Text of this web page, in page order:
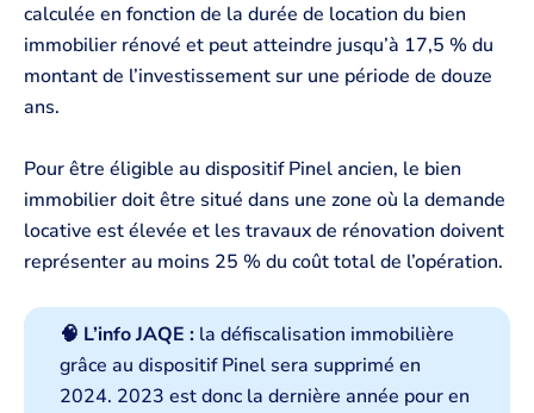
calculée en fonction de la durée de location du bien
immobilier rénové et peut atteindre jusqu’à 17,5 % du
montant de l’investissement sur une période de douze
ans.
Pour être éligible au dispositif Pinel ancien, le bien
immobilier doit être situé dans une zone où la demande
locative est élevée et les travaux de rénovation doivent
représenter au moins 25 % du coût total de l’opération.
🧠 L’info JAQE : la défiscalisation immobilière
grâce au dispositif Pinel sera supprimé en
2024. 2023 est donc la dernière année pour en